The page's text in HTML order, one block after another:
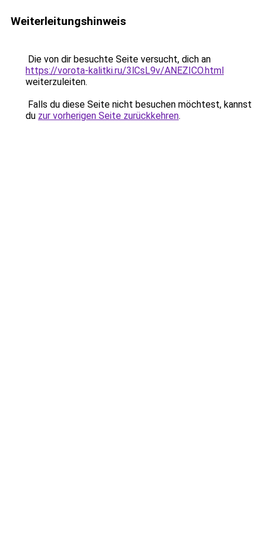
Weiterleitungshinweis
Die von dir besuchte Seite versucht, dich an
https://vorota-kalitki.ru/3lCsL9v/ANEZICO.html
weiterzuleiten.
Falls du diese Seite nicht besuchen möchtest, kannst
du zur vorherigen Seite zurückkehren.